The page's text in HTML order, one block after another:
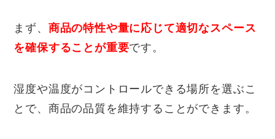
まず、 商品の特性や量に応じて適切なスペース
を確保することが重要です。
湿度や温度がコントロールできる場所を選ぶこ
とで、商品の品質を維持することができます。